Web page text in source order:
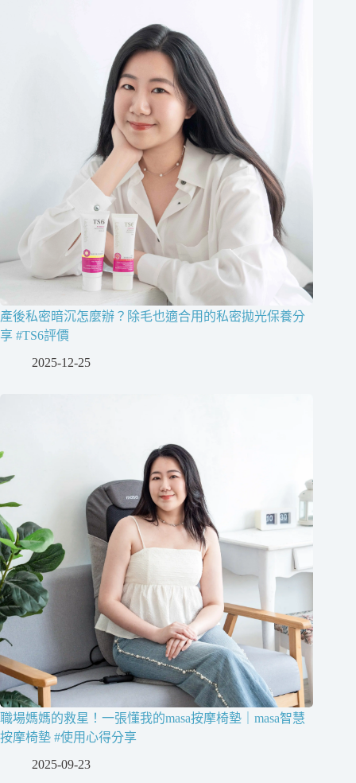
產後私密暗沉怎麼辦？除毛也適合用的私密拋光保養分
享 #TS6評價
2025-12-25
職場媽媽的救星！一張懂我的masa按摩椅墊｜masa智慧
按摩椅墊 #使用心得分享
2025-09-23